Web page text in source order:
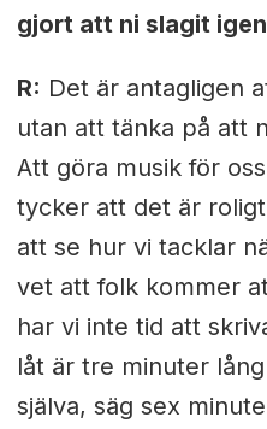
gjort att ni slagit
R: Det är antagligen
utan att tänka på att
Att göra musik för
tycker att det är
att se hur vi tacklar
vet att folk kommer
har vi inte tid att
låt är tre minuter
själva, säg sex